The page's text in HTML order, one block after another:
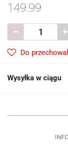
149.99
Do
Wysyłka w ciągu